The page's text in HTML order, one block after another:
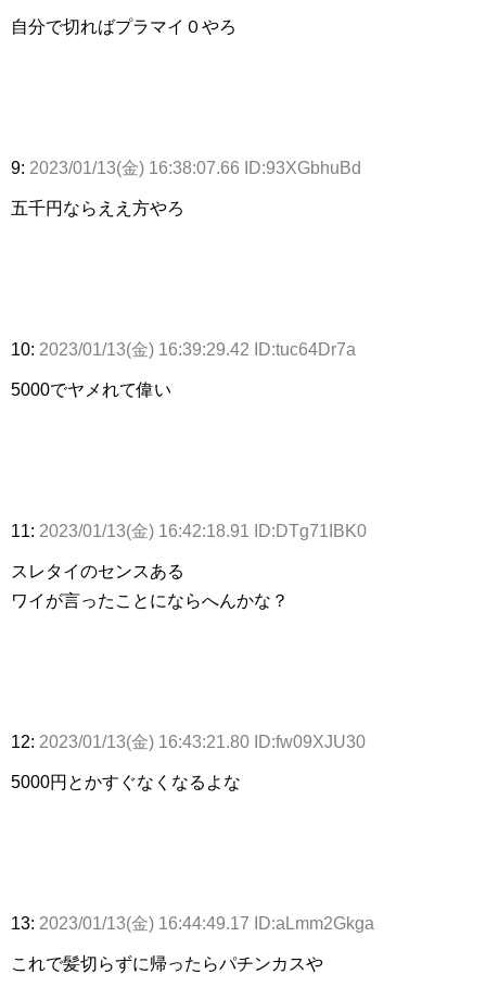
自分で切ればプラマイ０やろ
9: 2023/01/13(金) 16:38:07.66 ID:93XGbhuBd
五千円ならええ方やろ
10: 2023/01/13(金) 16:39:29.42 ID:tuc64Dr7a
5000でヤメれて偉い
11: 2023/01/13(金) 16:42:18.91 ID:DTg71IBK0
スレタイのセンスある
ワイが言ったことにならへんかな？
12: 2023/01/13(金) 16:43:21.80 ID:fw09XJU30
5000円とかすぐなくなるよな
13: 2023/01/13(金) 16:44:49.17 ID:aLmm2Gkga
これで髪切らずに帰ったらパチンカスや